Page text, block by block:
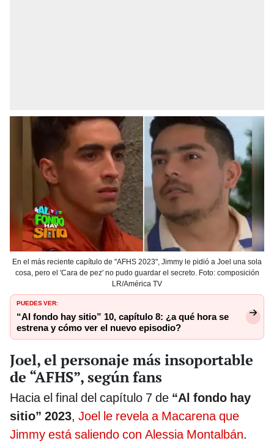
En el más reciente capítulo de "AFHS 2023", Jimmy le pidió a Joel una sola
cosa, pero el 'Cara de pez' no pudo guardar el secreto. Foto: composición
LR/América TV
PUEDES VER:
“Al fondo hay sitio” 10, capítulo 8: ¿a qué hora se
estrena y cómo ver el nuevo episodio?
Joel, el personaje más insoportable
de “AFHS”, según fans
Hacia el final del capítulo 7 de “Al fondo hay
sitio” 2023, Joel le revela a Macarena que
Jimmy está saliendo con Alessia Montalbán.